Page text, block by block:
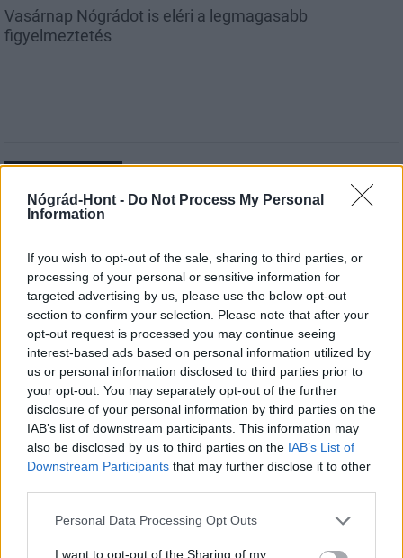
Nógrád-Hont - Do Not Process My Personal
Information
If you wish to opt-out of the sale, sharing to third parties, or
processing of your personal or sensitive information for
targeted advertising by us, please use the below opt-out
section to confirm your selection. Please note that after your
opt-out request is processed you may continue seeing
interest-based ads based on personal information utilized by
us or personal information disclosed to third parties prior to
your opt-out. You may separately opt-out of the further
disclosure of your personal information by third parties on the
IAB’s list of downstream participants. This information may
also be disclosed by us to third parties on the IAB’s List of
Downstream Participants that may further disclose it to other
Please note that this website/app uses one or more Google
not limited to your visit or usage behaviour. You may click to
Personal Data Processing Opt Outs
I want to opt-out of the Sharing of my
Vasárnap Nógrádot is eléri a legmagasabb
figyelmeztetés
Belváros-Lipótváros
játszótér
Újragondolják Lipótváros rejtett, zöld parkját